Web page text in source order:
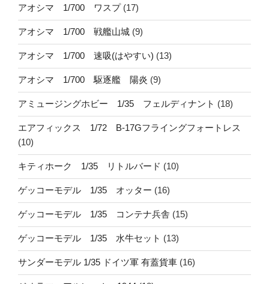
アオシマ 1/700 ワスプ(17)
アオシマ 1/700 戦艦山城 (9)
アオシマ 1/700 速吸(はやすい) (13)
アオシマ 1/700 駆逐艦 陽炎 (9)
アミュージングホビー 1/35 フェルディナント (18)
エアフィックス 1/72 B-17Gフライングフォートレス
(10)
キティホーク 1/35 リトルバード (10)
ゲッコーモデル 1/35 オッター (16)
ゲッコーモデル 1/35 コンテナ兵舎 (15)
ゲッコーモデル 1/35 水牛セット (13)
サンダーモデル 1/35 ドイツ軍 有蓋貨車 (16)